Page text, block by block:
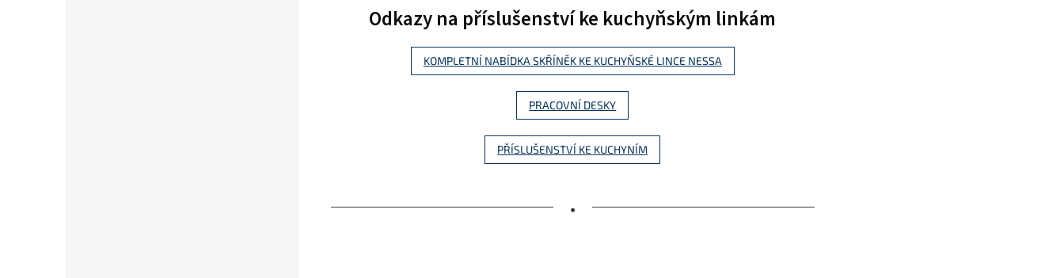
Odkazy na příslušenství ke kuchyňským linkám
KOMPLETNÍ NABÍDKA SKŘÍNĚK KE KUCHYŇSKÉ LINCE NESSA
PRACOVNÍ DESKY
PŘÍSLUŠENSTVÍ KE KUCHYNÍM
•